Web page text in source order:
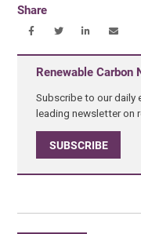
Share
Renewable
Subscribe to our daily
leading newsletter on
SUBSCRIBE